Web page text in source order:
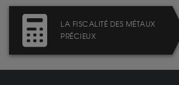
LA FISCALITÉ DES MÉTAUX
PRÉCIEUX